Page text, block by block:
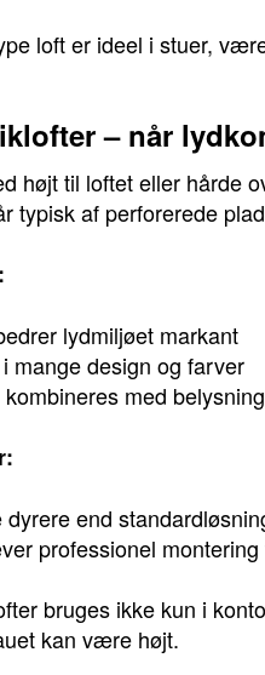
loft er ideel i stuer,
– når
højt til loftet eller hårde
typisk af perforerede
lydmiljøet markant
mange design og farver
kombineres med belysning
dyrere end
professionel
bruges ikke kun i
kan være højt.